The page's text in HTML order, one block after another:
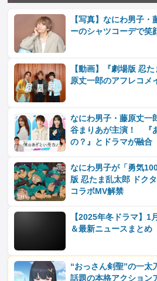
【写真】なにわ男子
ーのシャツコーデで
【動画】『劇場版 忍
原丈一郎のアフレコメ
なにわ男子・藤原丈一
谷まりあが主演！ 『
の？』とドラマが融
なにわ男子が「勇気
版 忍たま乱太郎 ドク
コラボMV解禁
【2025年冬ドラマ】1
＆最新ニュースまとめ
“おっさん剣聖”の一
話題の本格アクショ